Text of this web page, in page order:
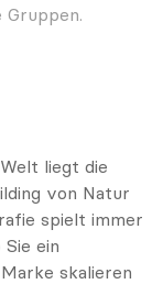
liegt die
von Natur
spielt immer
ein
skalieren